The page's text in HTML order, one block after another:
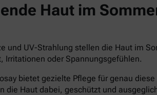
Haut im
und UV-Strahlung stellen die Haut im
Irritationen oder Spannungsgefühlen.
bietet gezielte Pflege für genau
die Haut dabei, geschützt und